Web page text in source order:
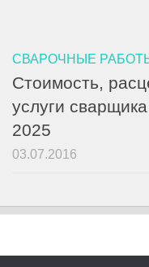
СВАРОЧНЫЕ
Стоимость,
услуги
2025
03.07.2016